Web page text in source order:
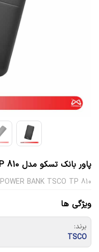
پاور بانک تسکو مدل TP 810
POWER BANK TSCO TP 810
ویژگی ها
برند:
TSCO